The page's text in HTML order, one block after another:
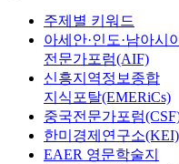
주제별 키워드
아세안·인도·남아시
전문가포럼(AIF)
신흥지역정보종합
지식포탈(EMERiCs)
중국전문가포럼
한미경제연구소(KEI)
EAER 영문학술지